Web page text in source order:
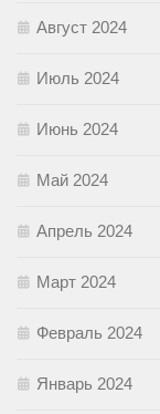
Август 2024
Июль 2024
Июнь 2024
Май 2024
Апрель 2024
Март 2024
Февраль 2024
Январь 2024